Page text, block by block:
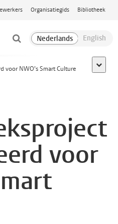
Organisatiegids Bibliotheek
voor NWO’s Smart Culture
toon
voor